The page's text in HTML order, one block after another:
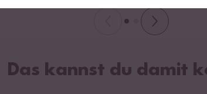
Das kannst du damit